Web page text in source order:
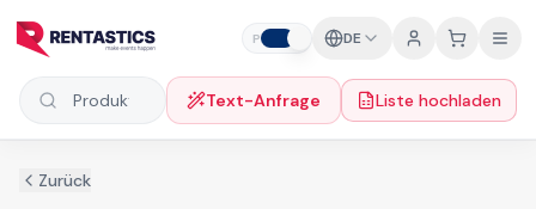
P DE
Produkte suchen Text-Anfrage Liste hochladen
Zurück